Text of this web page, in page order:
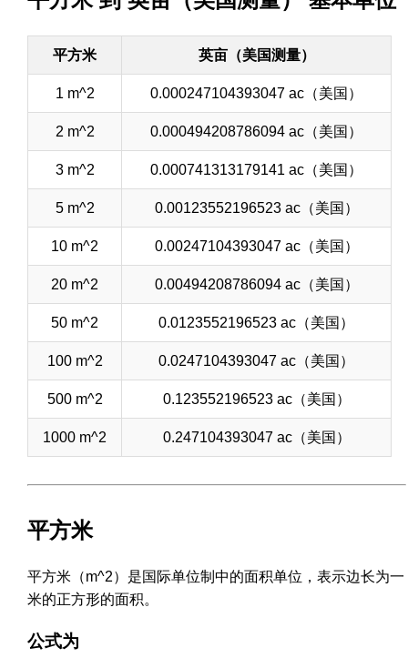
平方米 英亩（美国测量）
1 m^2 0.000247104393047 ac（美国）
2 m^2 0.000494208786094 ac（美国）
3 m^2 0.000741313179141 ac（美国）
5 m^2 0.00123552196523 ac（美国）
10 m^2 0.00247104393047 ac（美国）
20 m^2 0.00494208786094 ac（美国）
50 m^2 0.0123552196523 ac（美国）
100 m^2 0.0247104393047 ac（美国）
500 m^2 0.123552196523 ac（美国）
1000 m^2 0.247104393047 ac（美国）
平方米
平方米（m^2）是国际单位制中的面积单位，表示边长为一
米的正方形的面积。
公式为